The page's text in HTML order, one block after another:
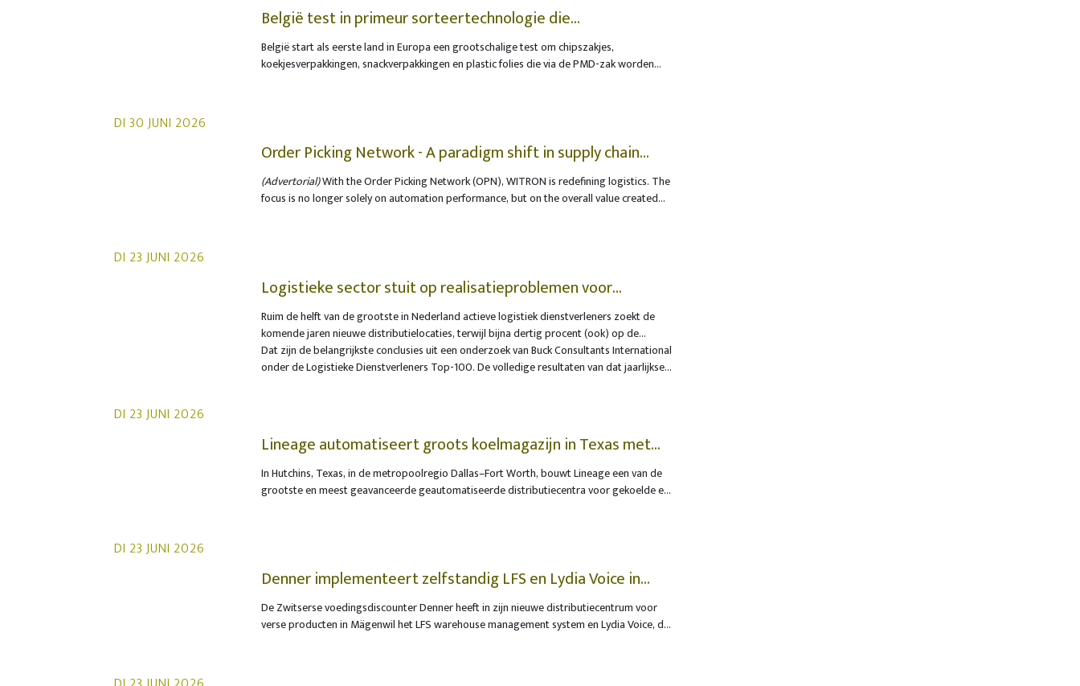
België test in primeur sorteertechnologie die
snackverpakkingen omzet in nieuwe voedselverpakkingen
België start als eerste land in Europa een grootschalige test om chipszakjes,
koekjesverpakkingen, snackverpakkingen en plastic folies die via de PMD-zak worden
de verpakkingen kunnen sorteermachines flexibele voedselverpakkingen, zoals
chipszakjes of koekjeswrappers, onderscheiden van non-food verpakkingen, zoals een
plastic omverpakking van luiers. Die geavanceerde sortering kan de Europese
doelstelling dichterbij brengen om vanaf 2030 minstens tien procent gerecycleerd
DI 30 JUNI 2026
Order Picking Network - A paradigm shift in supply chain
optimization
(Advertorial)With the Order Picking Network (OPN), WITRON is redefining logistics. The
focus is no longer solely on automation performance, but on the overall value created
DI 23 JUNI 2026
Logistieke sector stuit op realisatieproblemen voor
uitbreiding
Ruim de helft van de grootste in Nederland actieve logistiek dienstverleners zoekt de
komende jaren nieuwe distributielocaties, terwijl bijna dertig procent (ook) op de
huidige vestigingslocaties wil uitbreiden. Vooral de toename van de klantenvraag zorgt
voor die marktvraag. Het merendeel van de logistiek dienstverleners wil de nieuwe
Dat zijn de belangrijkste conclusies uit een onderzoek van Buck Consultants International
onder de Logistieke Dienstverleners Top-100. De volledige resultaten van dat jaarlijkse
DI 23 JUNI 2026
Lineage automatiseert groots koelmagazijn in Texas met
TGW Logistics
In Hutchins, Texas, in de metropoolregio Dallas–Fort Worth, bouwt Lineage een van de
grootste en meest geavanceerde geautomatiseerde distributiecentra voor gekoelde en
en het koelketennetwerk van Lineage in Noord-Amerika versterken. Gezien de
strategische ligging in de logistieke hub Dallas–Fort Worth zullen gekoelde en
diepgevroren producten efficiënt over de Verenigde Staten kunnen worden verdeeld.
DI 23 JUNI 2026
Denner implementeert zelfstandig LFS en Lydia Voice in
nieuw DC
De Zwitserse voedingsdiscounter Denner heeft in zijn nieuwe distributiecentrum voor
verse producten in Mägenwil het LFS warehouse management system en Lydia Voice, de